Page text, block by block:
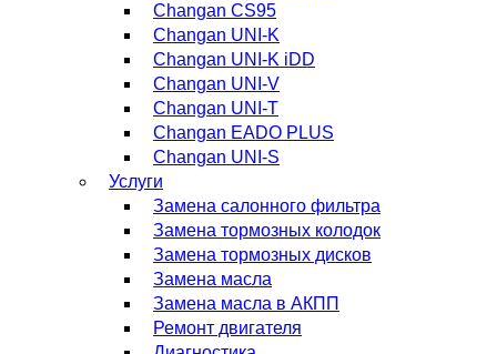
Changan CS95
Changan UNI-K
Changan UNI-K iDD
Changan UNI-V
Changan UNI-T
Changan EADO PLUS
Changan UNI-S
Услуги
Замена салонного фильтра
Замена тормозных колодок
Замена тормозных дисков
Замена масла
Замена масла в АКПП
Ремонт двигателя